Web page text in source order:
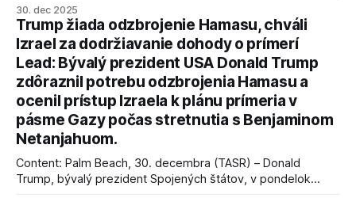
30. dec 2025
Trump žiada odzbrojenie Hamasu, chváli
Izrael za dodržiavanie dohody o prímerí
Lead: Bývalý prezident USA Donald Trump
zdôraznil potrebu odzbrojenia Hamasu a
ocenil prístup Izraela k plánu prímeria v
pásme Gazy počas stretnutia s Benjaminom
Netanjahuom.
Content: Palm Beach, 30. decembra (TASR) – Donald
Trump, bývalý prezident Spojených štátov, v pondelok